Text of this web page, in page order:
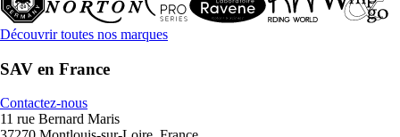
Découvrir toutes nos marques
SAV en France
Contactez-nous
11 rue Bernard Maris